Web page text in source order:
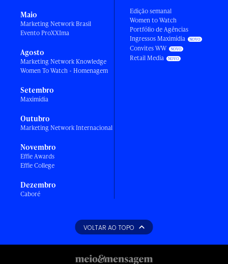
Maio
Marketing Network Brasil
Evento ProXXIma
Agosto
Marketing Network Knowledge
Women To Watch - Homenagem
Setembro
Maximídia
Outubro
Marketing Network Internacional
Novembro
Effie Awards
Effie College
Dezembro
Caboré
Edição semanal
Women to Watch
Portfólio de Agências
Ingressos Maximídia
Convites WW
Retail Media
VOLTAR AO TOPO